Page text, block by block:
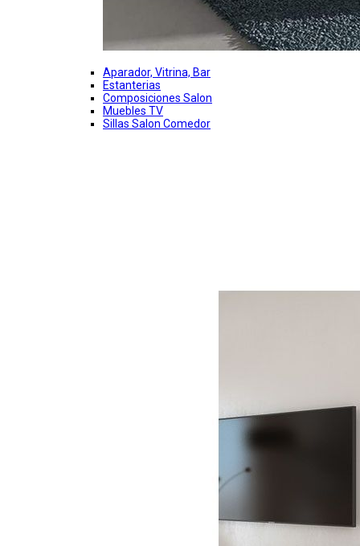
Aparador, Vitrina, Bar
Estanterias
Composiciones Salon
Muebles TV
Sillas Salon Comedor